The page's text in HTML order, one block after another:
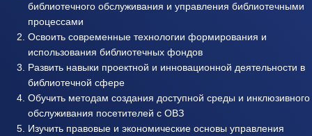
библиотечного обслуживания и управления библиотечными
процессами
Освоить современные технологии формирования и
использования библиотечных фондов
Развить навыки проектной и инновационной деятельности в
библиотечной сфере
Обучить методам создания доступной среды и инклюзивного
обслуживания посетителей с ОВЗ
Изучить правовые и экономические основы управления